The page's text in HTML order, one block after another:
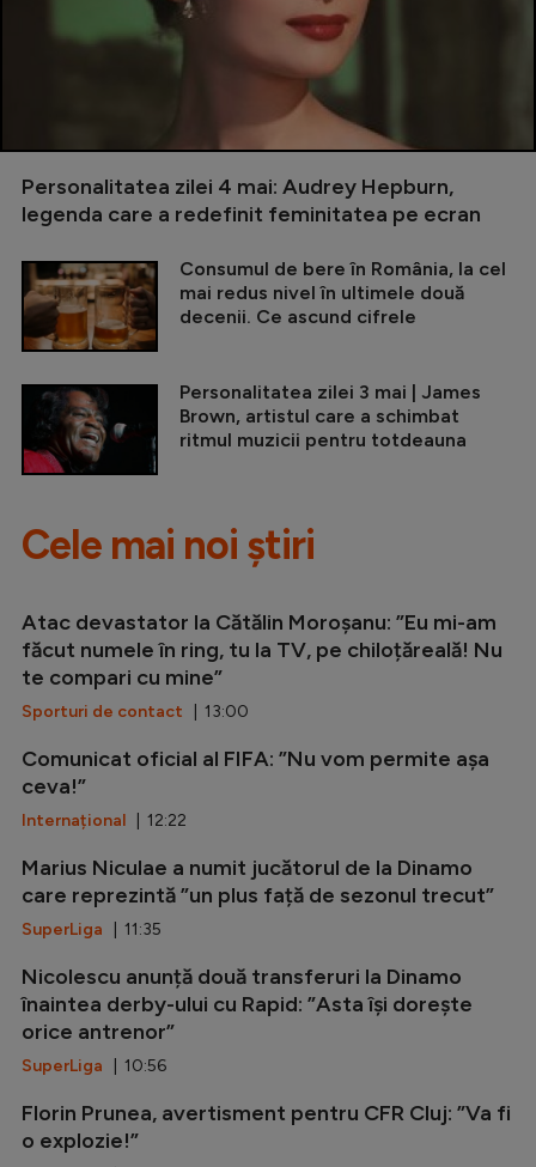
Personalitatea zilei 4 mai: Audrey Hepburn,
legenda care a redefinit feminitatea pe ecran
Consumul de bere în România, la cel
mai redus nivel în ultimele două
decenii. Ce ascund cifrele
Personalitatea zilei 3 mai | James
Brown, artistul care a schimbat
ritmul muzicii pentru totdeauna
Cele mai noi știri
Atac devastator la Cătălin Moroșanu: ”Eu mi-am
făcut numele în ring, tu la TV, pe chiloțăreală! Nu
te compari cu mine”
Sporturi de contact | 13:00
Comunicat oficial al FIFA: ”Nu vom permite așa
ceva!”
Internațional | 12:22
Marius Niculae a numit jucătorul de la Dinamo
care reprezintă ”un plus față de sezonul trecut”
SuperLiga | 11:35
Nicolescu anunță două transferuri la Dinamo
înaintea derby-ului cu Rapid: ”Asta își dorește
orice antrenor”
SuperLiga | 10:56
Florin Prunea, avertisment pentru CFR Cluj: ”Va fi
o explozie!”